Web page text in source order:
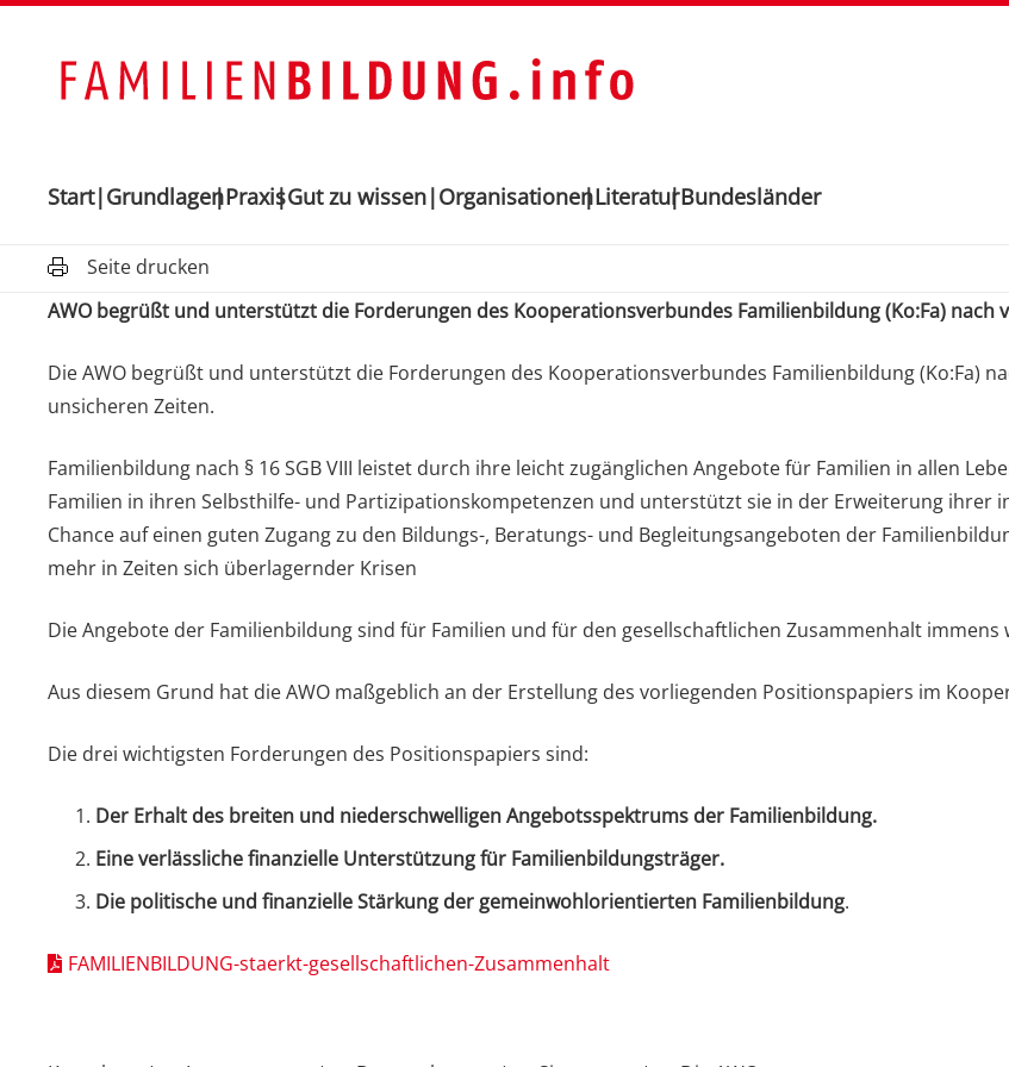
Start GrundlagenPraxisGut zu wissen OrganisationenLiteraturBundesländer
Seite drucken
AWO begrüßt und unterstützt die Forderungen des Kooperationsverbundes Familienbildung (Ko:Fa) nach
Die AWO begrüßt und unterstützt die Forderungen des Kooperationsverbundes Familienbildung (Ko:Fa)
unsicheren Zeiten.
Familienbildung nach § 16 SGB VIII leistet durch ihre leicht zugänglichen Angebote für Familien in allen
Familien in ihren Selbsthilfe- und Partizipationskompe­tenzen und unterstützt sie in der Erweiterung ihrer
Chance auf einen guten Zugang zu den Bildungs-, Beratungs- und Begleitungsangeboten der
mehr in Zeiten sich überlagernder Krisen
Die Angebote der Familienbildung sind für Familien und für den gesellschaftlichen Zusammenhalt
Aus diesem Grund hat die AWO maßgeblich an der Erstellung des vorliegenden Positionspapiers im
Die drei wichtigsten Forderungen des Positionspapiers sind:
Der Erhalt des breiten und niederschwelligen Angebotsspektrums der Familienbildung.
Eine verlässliche finanzielle Unterstützung für Familienbildungsträger.
Die politische und finanzielle Stärkung der gemeinwohlorientierten Familienbildung.
FAMILIENBILDUNG-staerkt-gesellschaftlichen-Zusammenhalt